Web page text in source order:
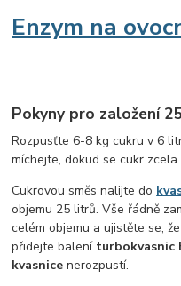
Enzym na
Pokyny pro založení
Rozpusťte 6-8 kg cukru v 6
míchejte, dokud se cukr
Cukrovou směs nalijte do
objemu 25 litrů. Vše řádně
celém objemu a ujistěte se,
přidejte balení turbokvasnic
kvasnicenerozpustí.